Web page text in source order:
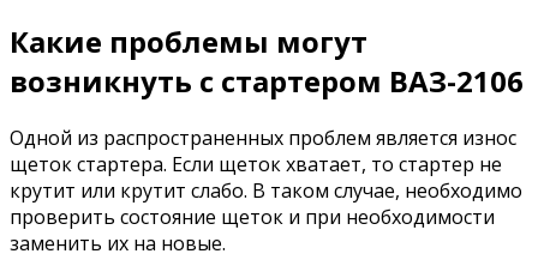
Какие проблемы могут
возникнуть с стартером ВАЗ-2106
Одной из распространенных проблем является износ
щеток стартера. Если щеток хватает, то стартер не
крутит или крутит слабо. В таком случае, необходимо
проверить состояние щеток и при необходимости
заменить их на новые.